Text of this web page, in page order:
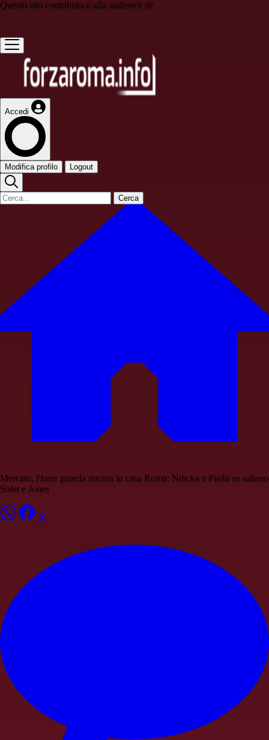
Questo sito contribuisce alla audience de
Accedi
Modifica profilo Logout
Cerca
Mercato, l'Inter guarda ancora in casa Roma: Ndicka e Pisilli se saltano
Solet e Jones